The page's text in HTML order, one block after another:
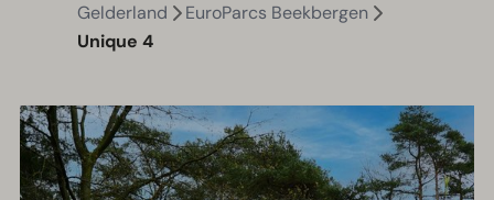
Gelderland
EuroParcs Beekbergen
Unique 4